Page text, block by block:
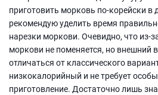
приготовить морковь по-корейски в
рекомендую уделить время
нарезки моркови. Очевидно, что
моркови не поменяется, но внешний
отличаться от классического
низкокалорийный и не требует
приготовление. Достаточно лишь